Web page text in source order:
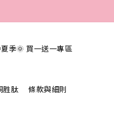
季🌞 買一送一專區
胜肽
條款與細則